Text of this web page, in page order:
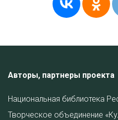
Авторы, партнеры проекта
Национальная библиотека
Творческое объединение